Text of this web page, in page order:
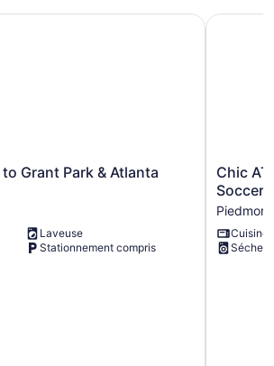
Grant Park & Atlanta
Laveuse
Stationnement compris
Grant Park & Atlanta Beltline!
Chic
ATL
Stay
2
Mi
to
Chic
Soccer
Cuisine
Chic